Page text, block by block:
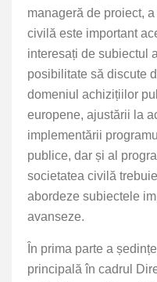
manageră de proiect,
civilă este important
interesați de subiectul
posibilitate să discute
domeniul achizițiilor
europene, ajustării la
implementării
publice, dar și al
societatea civilă
abordeze subiectele
avanseze.
În prima parte a
principală în cadrul